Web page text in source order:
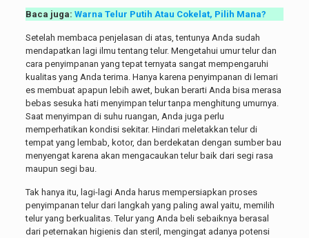
Baca juga: Warna Telur Putih Atau Cokelat, Pilih Mana?
Setelah membaca penjelasan di atas, tentunya Anda sudah
mendapatkan lagi ilmu tentang telur. Mengetahui umur telur dan
cara penyimpanan yang tepat ternyata sangat mempengaruhi
kualitas yang Anda terima. Hanya karena penyimpanan di lemari
es membuat apapun lebih awet, bukan berarti Anda bisa merasa
bebas sesuka hati menyimpan telur tanpa menghitung umurnya.
Saat menyimpan di suhu ruangan, Anda juga perlu
memperhatikan kondisi sekitar. Hindari meletakkan telur di
tempat yang lembab, kotor, dan berdekatan dengan sumber bau
menyengat karena akan mengacaukan telur baik dari segi rasa
maupun segi bau.
Tak hanya itu, lagi-lagi Anda harus mempersiapkan proses
penyimpanan telur dari langkah yang paling awal yaitu, memilih
telur yang berkualitas. Telur yang Anda beli sebaiknya berasal
dari peternakan higienis dan steril, mengingat adanya potensi